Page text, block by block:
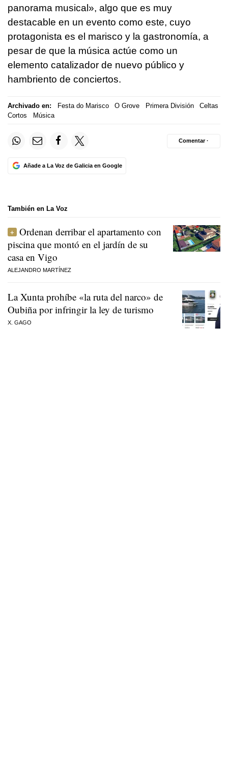
panorama musical», algo que es muy
destacable en un evento como este, cuyo
protagonista es el marisco y la gastronomía, a
pesar de que la música actúe como un
elemento catalizador de nuevo público y
hambriento de conciertos.
Archivado en: Festa do Marisco O Grove Primera División
Celtas
Cortos
Música
Añade a La Voz de Galicia en Google
Comentar ·
También en La Voz
Ordenan derribar el apartamento con
piscina que montó en el jardín de su
casa en Vigo
ALEJANDRO MARTÍNEZ
La Xunta prohíbe «la ruta del narco» de
Oubiña por infringir la ley de turismo
X. GAGO